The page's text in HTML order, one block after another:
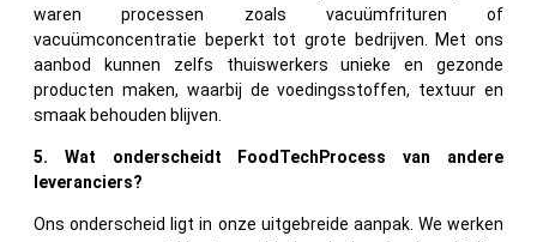
waren processen zoals vacuümfrituren of
vacuümconcentratie beperkt tot grote bedrijven. Met ons
aanbod kunnen zelfs thuiswerkers unieke en gezonde
producten maken, waarbij de voedingsstoffen, textuur en
smaak behouden blijven.
5. Wat onderscheidt FoodTechProcess van andere
leveranciers?
Ons onderscheid ligt in onze uitgebreide aanpak. We werken